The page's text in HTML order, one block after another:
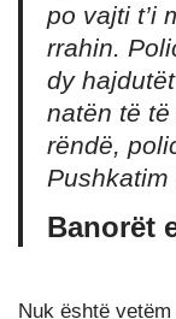
po vajti t’i
rrahin.
dy
natën të
rëndë,
Pushkatim
Banorët
Nuk është